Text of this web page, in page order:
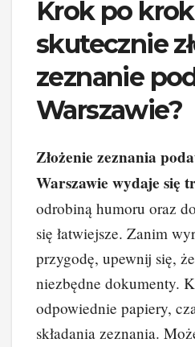
Krok po
skutecznie
zeznanie
Warszawie?
Złożenie zeznania
Warszawie wydaje się
odrobiną humoru oraz
się łatwiejsze. Zanim
przygodę, upewnij się,
niezbędne dokumenty.
odpowiednie papiery,
składania zeznania.